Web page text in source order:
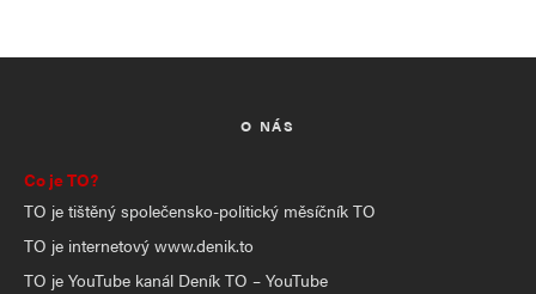
O NÁS
Co je TO?
TO je tištěný společensko-politický měsíčník TO
TO je internetový www.denik.to
TO je YouTube kanál Deník TO – YouTube